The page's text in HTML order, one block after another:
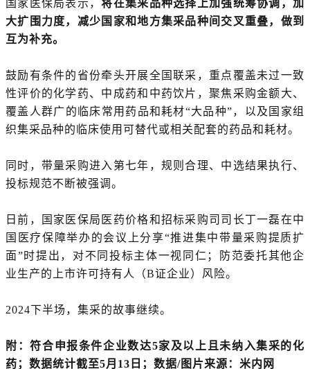
国家医保局表示，将在集采品种选择上加强统筹协调，加
大扩围力度，减少国家和地方集采品种间交叉重叠，做到
互为补充。
鼓励有条件的省份牵头开展全国联采，重点覆盖未过一致
性评价的化学药、中成药和中药饮片，聚焦采购金额大、
覆盖人群广的临床常用药品和耗材“大品种”，以及国家组
织集采品种的临床使用可替代或相关配套的药品和耗材。
同时，带量采购进入第七年，规则合理、中选结果执行、
投标规范不断被强调。
日前，国家医保局医药价格和招标采购司司长丁一磊在中
国医疗保障举办的会议上分享“推进集中带量采购提质扩
面”时提出，对不同投标主体一视同仁；防范委托其他企
业生产的上市许可持有人（B证企业）风险。
2024下半场，集采的故事继续。
附：符合申报条件企业数达5家及以上且未纳入集采的化
药；数据统计截至5月13日；数据/图片来源：米内网